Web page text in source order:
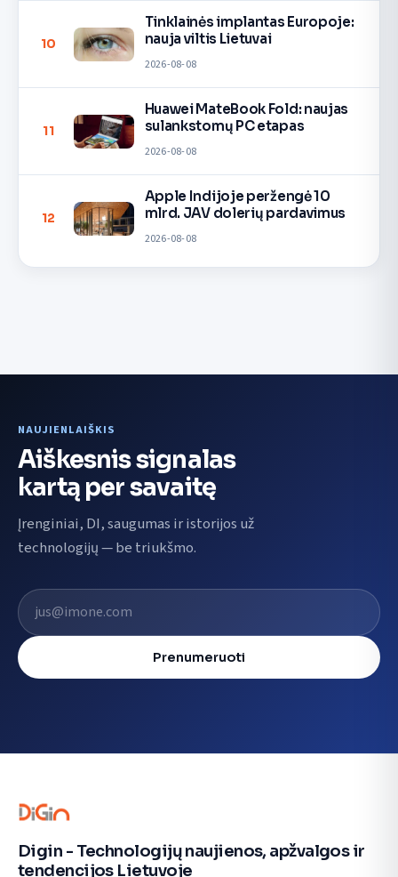
10
Tinklainės implantas Europoje:
nauja viltis Lietuvai
2026-08-08
11
Huawei MateBook Fold: naujas
sulankstomų PC etapas
2026-08-08
12
Apple Indijoje peržengė 10
mlrd. JAV dolerių pardavimus
2026-08-08
NAUJIENLAIŠKIS
Aiškesnis signalas
kartą per savaitę
Įrenginiai, DI, saugumas ir istorijos už
technologijų — be triukšmo.
El. pašto adresas
Prenumeruoti
Digin - Technologijų naujienos, apžvalgos ir
tendencijos Lietuvoje